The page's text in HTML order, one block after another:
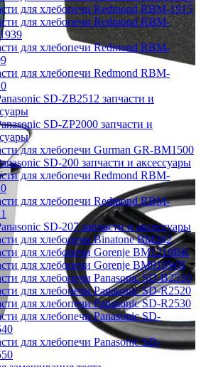
для хлебопечи Redmond RBM-1915
для хлебопечи Redmond RBM-
для хлебопечи Redmond RBM-
для хлебопечи Redmond RBM-
SD-ZB2512 запчасти и
SD-ZP2000 запчасти и
для хлебопечи Gurman GR-BM1500
SD-200 запчасти и аксессуары
для хлебопечи Redmond RBM-
для хлебопечи Redmond RBM-
SD-207 запчасти и аксессуары
для хлебопечи Binatone BM202
для хлебопечи Gorenje BM1210BK
для хлебопечи Gorenje BM910WII
для хлебопечи Panasonic SD-B2510
для хлебопечи Panasonic SD-R2520
для хлебопечи Panasonic SD-R2530
для хлебопечи Panasonic SD-
для хлебопечи Panasonic SD-